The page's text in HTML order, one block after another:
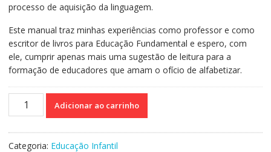
processo de aquisição da linguagem.
Este manual traz minhas experiências como professor e como
escritor de livros para Educação Fundamental e espero, com
ele, cumprir apenas mais uma sugestão de leitura para a
formação de educadores que amam o ofício de alfabetizar.
Manual
Adicionar ao carrinho
Categoria: Educação Infantil